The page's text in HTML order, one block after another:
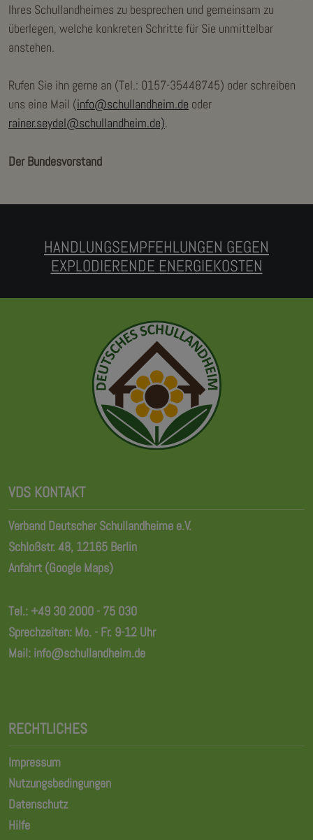
Ihres Schullandheimes zu besprechen und gemeinsam zu
überlegen, welche konkreten Schritte für Sie unmittelbar
anstehen.
Rufen Sie ihn gerne an (Tel.: 0157-35448745) oder schreiben
uns eine Mail (info@schullandheim.de oder
rainer.seydel@schullandheim.de).
Der Bundesvorstand
HANDLUNGSEMPFEHLUNGEN GEGEN
EXPLODIERENDE ENERGIEKOSTEN
VDS KONTAKT
Verband Deutscher Schullandheime e.V.
Schloßstr. 48, 12165 Berlin
Anfahrt (Google Maps)
Tel.:+49 30 2000 - 75 030
Sprechzeiten: Mo. - Fr. 9-12 Uhr
Mail: info@schullandheim.de
RECHTLICHES
Impressum
Nutzungsbedingungen
Datenschutz
Hilfe